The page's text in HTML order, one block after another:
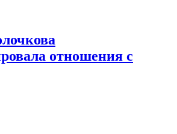
отношения с